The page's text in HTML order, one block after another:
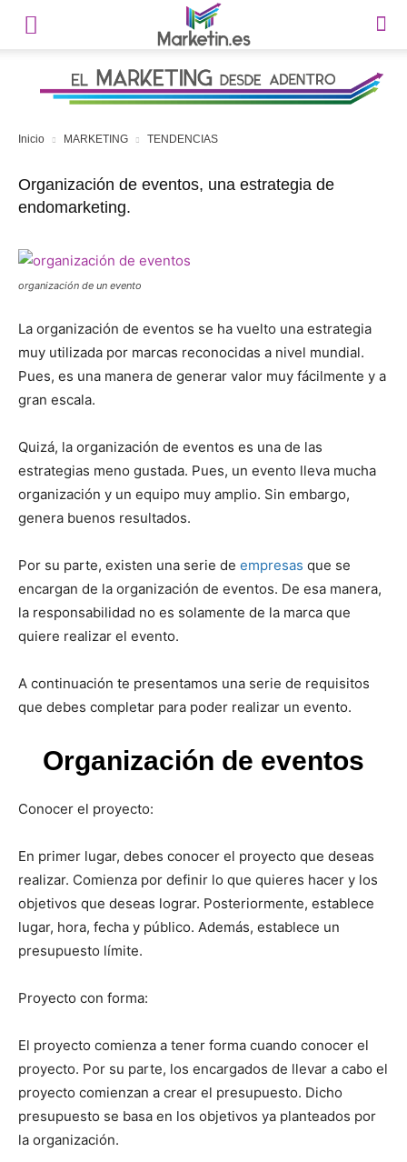
Inicio MARKETING TENDENCIAS
Organización de eventos, una estrategia de
endomarketing.
organización de un evento
La organización de eventos se ha vuelto una estrategia
muy utilizada por marcas reconocidas a nivel mundial.
Pues, es una manera de generar valor muy fácilmente y a
gran escala.
Quizá, la organización de eventos es una de las
estrategias meno gustada. Pues, un evento lleva mucha
organización y un equipo muy amplio. Sin embargo,
genera buenos resultados.
Por su parte, existen una serie de empresas que se
encargan de la organización de eventos. De esa manera,
la responsabilidad no es solamente de la marca que
quiere realizar el evento.
A continuación te presentamos una serie de requisitos
que debes completar para poder realizar un evento.
Organización de eventos
Conocer el proyecto:
En primer lugar, debes conocer el proyecto que deseas
realizar. Comienza por definir lo que quieres hacer y los
objetivos que deseas lograr. Posteriormente, establece
lugar, hora, fecha y público. Además, establece un
presupuesto límite.
Proyecto con forma:
El proyecto comienza a tener forma cuando conocer el
proyecto. Por su parte, los encargados de llevar a cabo el
proyecto comienzan a crear el presupuesto. Dicho
presupuesto se basa en los objetivos ya planteados por
la organización.